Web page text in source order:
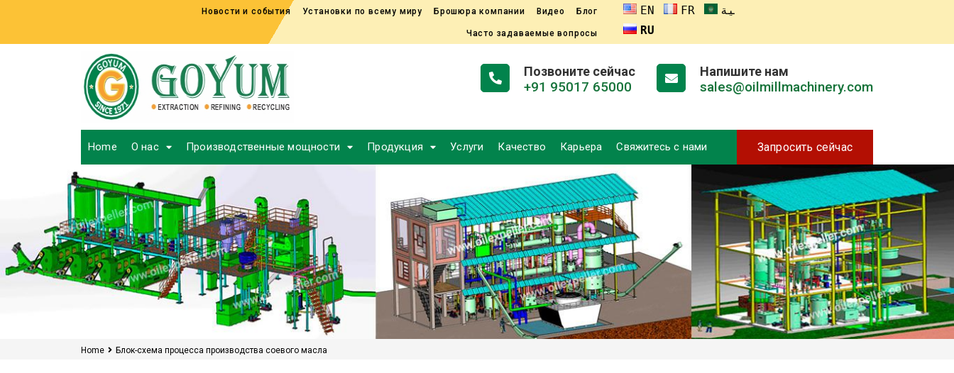
Новости и события Установки по всему миру Брошюра компании Видео Блог
Часто задаваемые вопросы
ENGLISHFRANÇAISالعربية
RUSSIA
Позвоните сейчас
+91 95017 65000
Напишите нам
sales@oilmillmachinery.com
Home О нас Производственные мощности Продукция Услуги Качество Карьера Свяжитесь с нами Запросить сейчас
Home Блок-схема процесса производства соевого масла